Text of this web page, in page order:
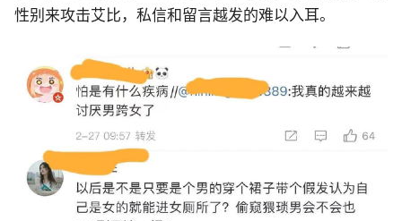
性别来攻击艾比，私信和留言越发的难以入耳。